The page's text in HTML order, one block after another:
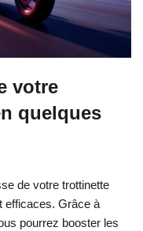
votre
quelques
de votre trottinette
efficaces. Grâce à
pourrez booster les